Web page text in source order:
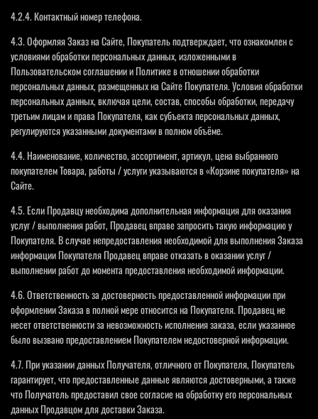
4.2.4. Контактный номер телефона.
4.3. Оформляя Заказ на Сайте, Покупатель подтверждает, что ознакомлен с
условиями обработки персональных данных, изложенными в
Пользовательском соглашении и Политике в отношении обработки
персональных данных, размещенных на Сайте Покупателя. Условия обработки
персональных данных, включая цели, состав, способы обработки, передачу
третьим лицам и права Покупателя, как субъекта персональных данных,
регулируются указанными документами в полном объёме.
4.4. Наименование, количество, ассортимент, артикул, цена выбранного
покупателем Товара, работы / услуги указываются в «Корзине покупателя» на
Сайте.
4.5. Если Продавцу необходима дополнительная информация для оказания
услуг / выполнения работ, Продавец вправе запросить такую информацию у
Покупателя. В случае непредоставления необходимой для выполнения Заказа
информации Покупателя Продавец вправе отказать в оказании услуг /
выполнении работ до момента предоставления необходимой информации.
4.6. Ответственность за достоверность предоставленной информации при
оформлении Заказа в полной мере относится на Покупателя. Продавец не
несет ответственности за невозможность исполнения заказа, если указанное
было вызвано предоставлением Покупателем недостоверной информации.
4.7. При указании данных Получателя, отличного от Покупателя, Покупатель
гарантирует, что предоставленные данные являются достоверными, а также
что Получатель предоставил свое согласие на обработку его персональных
данных Продавцом для доставки Заказа.